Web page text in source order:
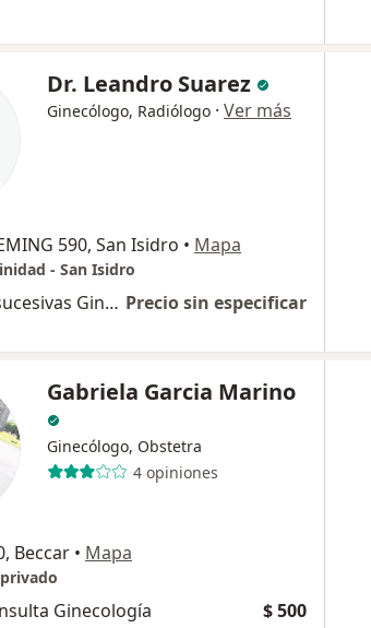
Dr. Leandro Suarez
Ginecólogo, Radiólogo · Ver más
590, San Isidro • Mapa
- San Isidro
Consultas sucesivas Ginecología Precio sin especificar
Gabriela Garcia Marino
Ginecólogo, Obstetra
4 opiniones
Beccar • Mapa
Ginecología $ 500